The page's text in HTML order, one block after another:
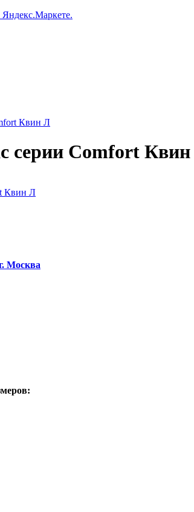
Квин Л
серии Comfort
Москва